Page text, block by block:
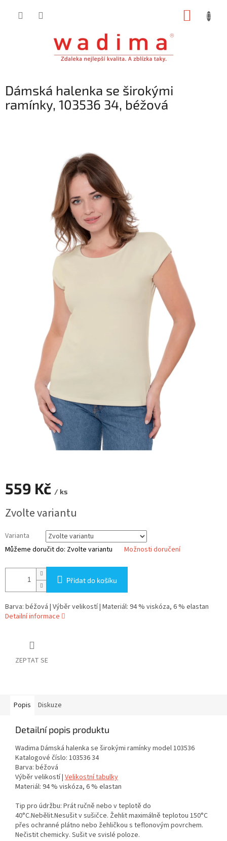
Dámská halenka se širokými
ramínky, 103536 34, béžová
559 Kč / ks
cena:
Zvolte variantu
Varianta
Můžeme doručit do: Zvolte variantu Možnosti doručení
Přidat do košíku
Barva: béžová | Výběr velikostí | Materiál: 94 % viskóza, 6 % elastan
Detailní informace
ZEPTAT SE
Popis Diskuze
Detailní popis produktu
Wadima Dámská halenka se širokými ramínky model 103536
Katalogové číslo: 103536 34
Barva: béžová
Výběr velikostí | Velikostní tabulky
Materiál: 94 % viskóza, 6 % elastan
Tip pro údržbu: Prát ručně nebo v teplotě do
40°C.Nebělit.Nesušit v sušičce. Žehlit maximálně teplotou 150°C
přes ochranné plátno nebo žehličkou s teflonovým povrchem.
Nečistit chemicky. Sušit ve svislé poloze.